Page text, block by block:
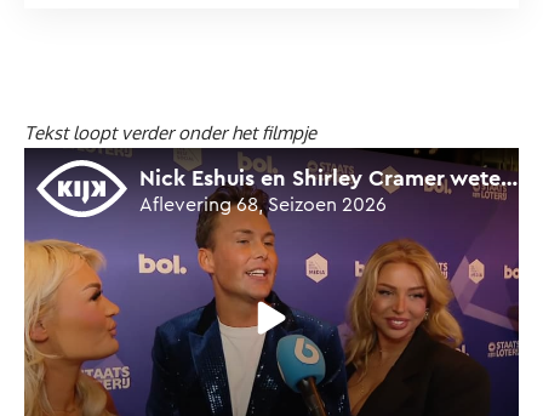
Tekst loopt verder onder het filmpje